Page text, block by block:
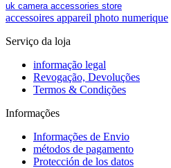
uk camera accessories store
accessoires appareil photo numerique
Serviço da loja
informação legal
Revogação, Devoluções
Termos & Condições
Informações
Informações de Envio
métodos de pagamento
Protección de los datos